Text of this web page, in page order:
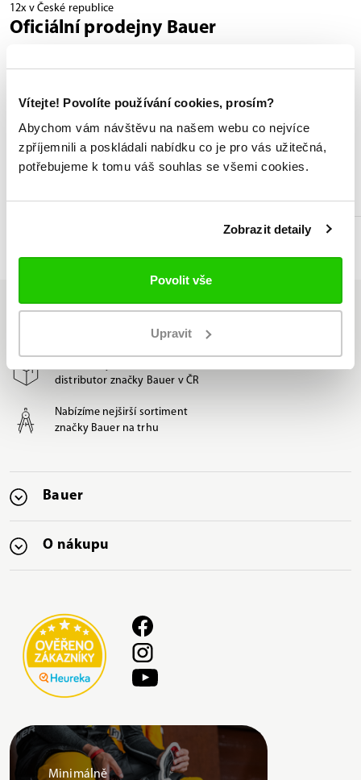
Vítejte! Povolíte používání cookies, prosím?
Abychom vám návštěvu na našem webu co nejvíce
zpříjemnili a poskládali nabídku co je pro vás užitečná,
potřebujeme k tomu váš souhlas se všemi cookies.
Zobrazit detaily
Povolit vše
Upravit
12x v České republice
Oficiální prodejny Bauer
distributor značky Bauer v ČR
Nabízíme nejširší sortiment
značky Bauer na trhu
Bauer
O nákupu
Minimálně